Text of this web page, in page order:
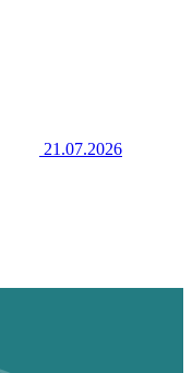
21.07.2026